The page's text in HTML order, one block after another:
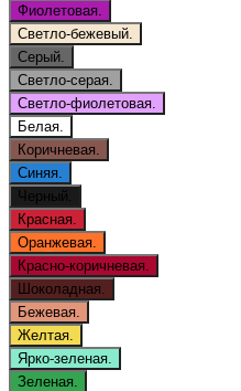
Фиолетовая.
Светло-бежевый.
Серый.
Светло-серая.
Светло-фиолетовая.
Белая.
Коричневая.
Синяя.
Черный.
Красная.
Оранжевая.
Красно-коричневая.
Шоколадная.
Бежевая.
Желтая.
Ярко-зеленая.
Зеленая.